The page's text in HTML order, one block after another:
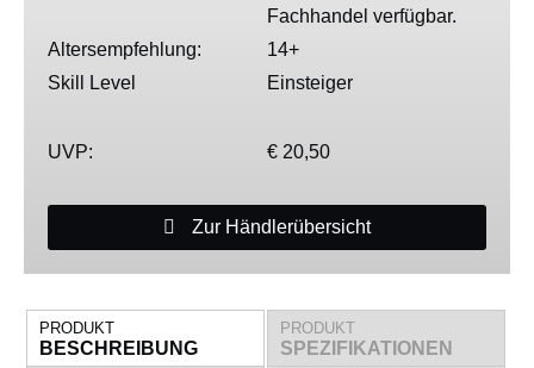
Fachhandel verfügbar.
Altersempfehlung:
14+
Skill Level
Einsteiger
UVP: € 20,50
Zur Händlerübersicht
PRODUKT
BESCHREIBUNG
PRODUKT
SPEZIFIKATIONEN